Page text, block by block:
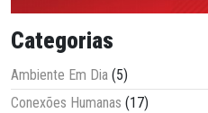
Categorias
Ambiente Em Dia (5)
Conexões Humanas (17)